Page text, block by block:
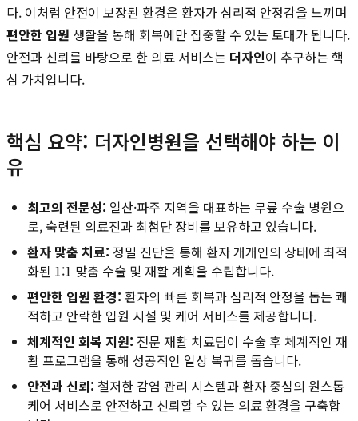
다. 이처럼 안전이 보장된 환경은 환자가 심리적 안정감을 느끼며
편안한 입원 생활을 통해 회복에만 집중할 수 있는 토대가 됩니다.
안전과 신뢰를 바탕으로 한 의료 서비스는 더자인이 추구하는 핵
심 가치입니다.
핵심 요약: 더자인병원을 선택해야 하는 이
유
최고의 전문성: 일산·파주 지역을 대표하는 무릎 수술 병원으
로, 숙련된 의료진과 최첨단 장비를 보유하고 있습니다.
환자 맞춤 치료: 정밀 진단을 통해 환자 개개인의 상태에 최적
화된 1:1 맞춤 수술 및 재활 계획을 수립합니다.
편안한 입원 환경: 환자의 빠른 회복과 심리적 안정을 돕는 쾌
적하고 안락한 입원 시설 및 케어 서비스를 제공합니다.
체계적인 회복 지원: 전문 재활 치료팀이 수술 후 체계적인 재
활 프로그램을 통해 성공적인 일상 복귀를 돕습니다.
안전과 신뢰: 철저한 감염 관리 시스템과 환자 중심의 원스톱
케어 서비스로 안전하고 신뢰할 수 있는 의료 환경을 구축합